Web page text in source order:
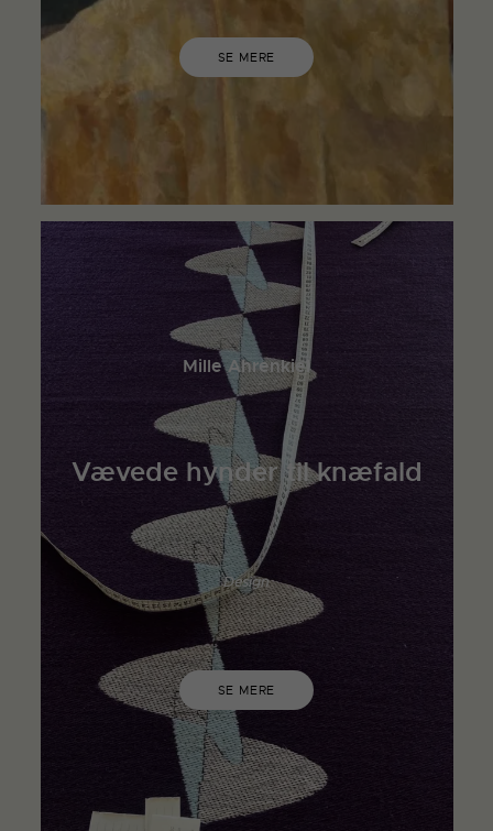
SE MERE
Mille Ahrenkiel
Vævede hynder til knæfald
Design
SE MERE